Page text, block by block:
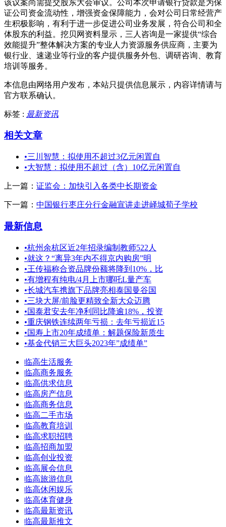
该议案尚需提交股东大会审议。公司本次申请银行贷款是为保
证公司资金流动性，增强资金保障能力，会对公司日常经营产
生积极影响，有利于进一步促进公司业务发展，符合公司和全
体股东的利益。挖贝网资料显示，三人咨询是一家提供“综合
效能提升”整体解决方案的专业人力资源服务供应商，主要为
银行业、速递业等行业的客户提供服务外包、调研咨询、教育
培训等服务。
本信息由网络用户发布， 本站只提供信息展示，内容详情请与
官方联系确认。
标签 : 最新资讯
相关文章
•三川智慧：拟使用不超过3亿元闲置自
•大智慧：拟使用不超过（含）10亿元闲置自
上一篇： 证监会：加快引入各类中长期资金
下一篇： 中国银行枣庄分行金融宣讲走进峄城荀子学校
最新信息
•杭州余杭区近2年招录编制教师522人
•就这？“离异3年内不得京内购房”明
•王传福称合资品牌份额将降到10%，比
•有增程有纯电/4月上市哪吒L量产车
•长城汽车携旗下品牌亮相泰国曼谷国
•三块大屏/前脸更精致全新大众迈腾
•国泰君安去年净利同比降逾18%，投资
•重庆钢铁连续两年亏损：去年亏损近15
•国寿上市20年成绩单：解题保险新质生
•基金代销三大巨头2023年”成绩单”
临高生活服务
临高商务服务
临高供求信息
临高房产信息
临高商务信息
临高二手市场
临高教育培训
临高求职招聘
临高招商加盟
临高创业投资
临高展会信息
临高旅游信息
临高休闲娱乐
临高体育健身
临高最新资讯
临高最新推文